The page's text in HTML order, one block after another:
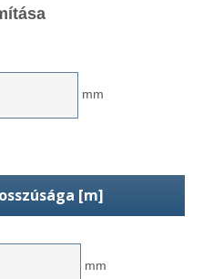
mm
[m]
mm